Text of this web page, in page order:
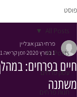
פוסט
All Posts
עסק פרחים
חנות פרחים
All Posts
חיים בפרחים:
משתנה
פרחי הגנן אונליין
1 במרץ 2020
זמן קריאה 1 דקות